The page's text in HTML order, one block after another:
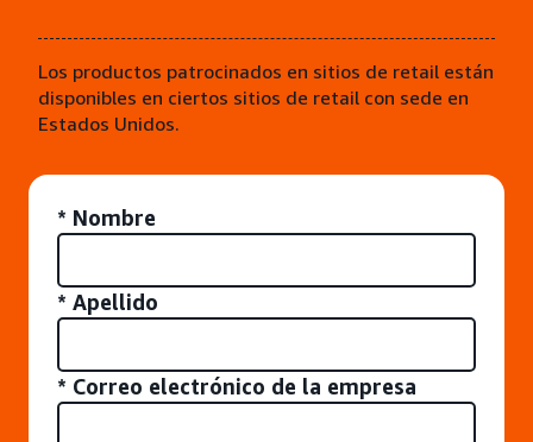
Los productos patrocinados en sitios de retail están
disponibles en ciertos sitios de retail con sede en
Estados Unidos.
* Nombre
* Apellido
* Correo electrónico de la empresa